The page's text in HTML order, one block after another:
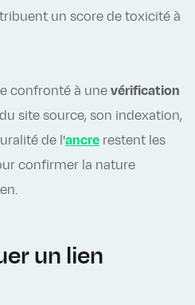
un score de toxicité à
confronté à une vérification
site source, son indexation,
de l'ancre restent les
confirmer la nature
un lien